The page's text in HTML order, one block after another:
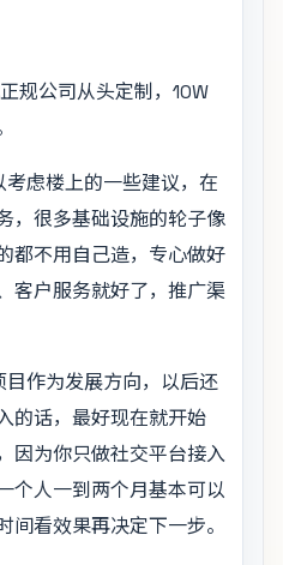
规公司从头定制，10W
虑楼上的一些建议，在
，很多基础设施的轮子像
都不用自己造，专心做好
客户服务就好了，推广渠
作为发展方向，以后还
的话，最好现在就开始
因为你只做社交平台接入
个人一到两个月基本可以
看效果再决定下一步。